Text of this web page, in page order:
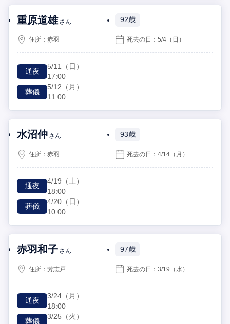
重原道雄 さん 92歳
住所：赤羽 死去の日：5/4 （日）
通夜
5/11 （日）
17:00
葬儀
5/12 （月）
11:00
水沼仲 さん 93歳
住所：赤羽 死去の日：4/14 （月）
通夜
4/19 （土）
18:00
葬儀
4/20 （日）
10:00
赤羽和子 さん 97歳
住所：芳志戸 死去の日：3/19 （水）
通夜
3/24 （月）
18:00
葬儀
3/25 （火）